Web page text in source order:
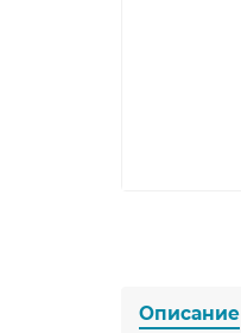
Описание